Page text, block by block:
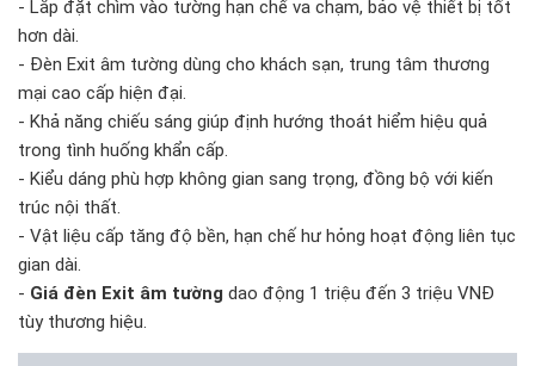
- Lắp đặt chìm vào tường hạn chế va chạm, bảo vệ thiết bị tốt
hơn dài.
- Đèn Exit âm tường dùng cho khách sạn, trung tâm thương
mại cao cấp hiện đại.
- Khả năng chiếu sáng giúp định hướng thoát hiểm hiệu quả
trong tình huống khẩn cấp.
- Kiểu dáng phù hợp không gian sang trọng, đồng bộ với kiến
trúc nội thất.
- Vật liệu cấp tăng độ bền, hạn chế hư hỏng hoạt động liên tục
gian dài.
- Giá đèn Exit âm tường dao động 1 triệu đến 3 triệu VNĐ
tùy thương hiệu.